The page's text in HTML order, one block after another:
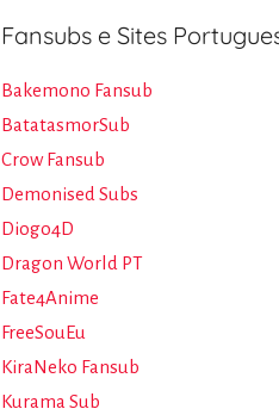
Fansubs e Sites
Bakemono Fansub
BatatasmorSub
Crow Fansub
Demonised Subs
Diogo4D
Dragon World PT
Fate4Anime
FreeSouEu
KiraNeko Fansub
Kurama Sub